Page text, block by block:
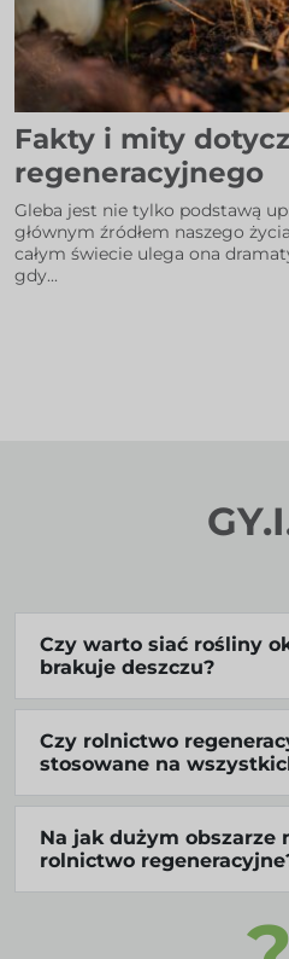
Fakty i mity
regeneracyjnego
Gleba jest nie tylko podstawą
głównym źródłem naszego
całym świecie ulega ona
gdy...
Czy warto siać rośliny
brakuje deszczu?
Czy rolnictwo
stosowane na
Na jak dużym obszarze
rolnictwo